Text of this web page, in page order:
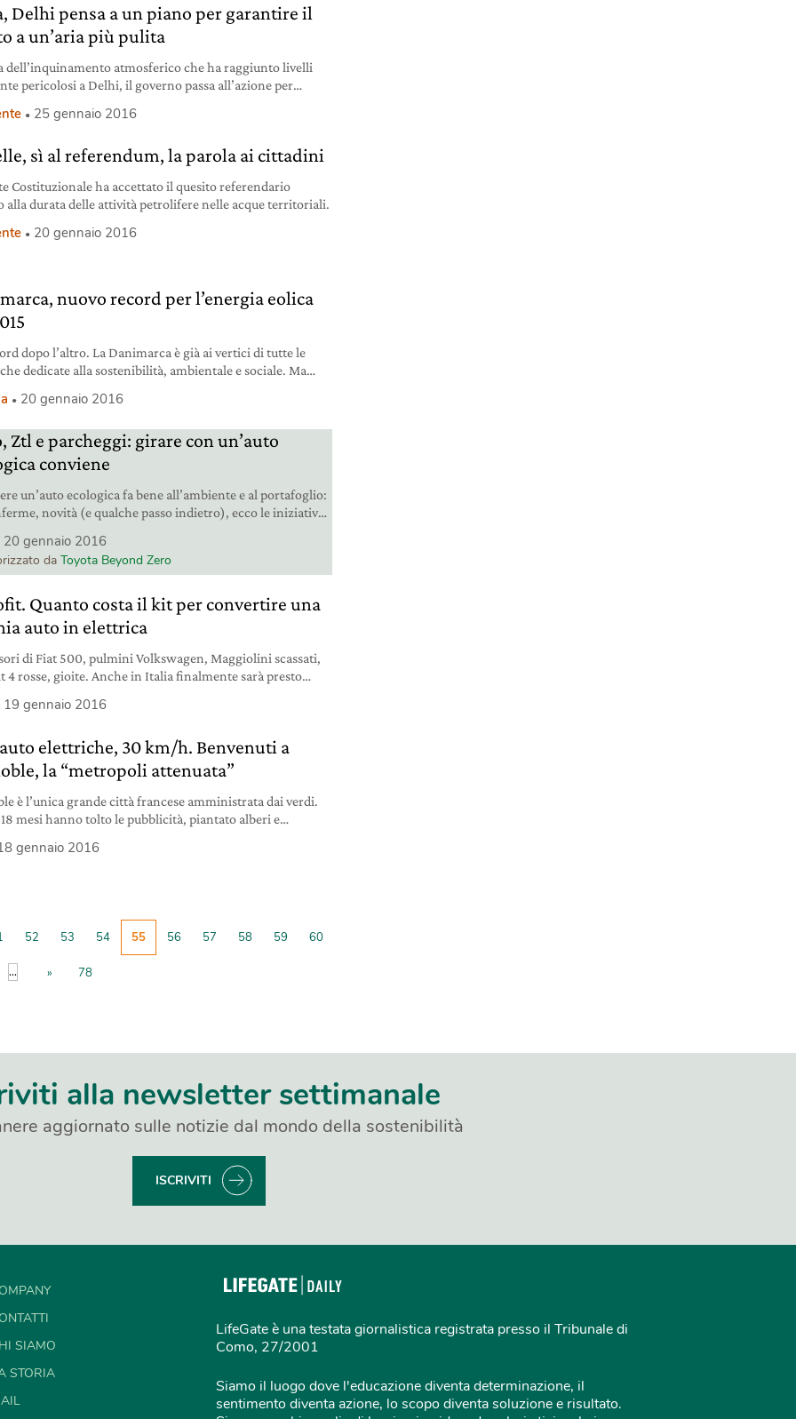
Delhi pensa a un piano per garantire il
a un’aria più pulita
dell’inquinamento atmosferico che ha raggiunto livelli
pericolosi a Delhi, il governo passa all’azione per
25 gennaio 2016
sì al referendum, la parola ai cittadini
Costituzionale ha accettato il quesito referendario
alla durata delle attività petrolifere nelle acque territoriali.
20 gennaio 2016
nuovo record per l’energia eolica
dopo l’altro. La Danimarca è già ai vertici di tutte le
dedicate alla sostenibilità, ambientale e sociale. Ma
di continuare a fungere da esempio, ma soprattutto da
grazie al vento
20 gennaio 2016
Ztl e parcheggi: girare con un’auto
conviene
un’auto ecologica fa bene all’ambiente e al portafoglio:
novità (e qualche passo indietro), ecco le iniziative
20 gennaio 2016
daToyota Beyond Zero
Quanto costa il kit per convertire una
auto in elettrica
di Fiat 500, pulmini Volkswagen, Maggiolini scassati,
4 rosse, gioite. Anche in Italia finalmente sarà presto
e tossicchiante, in una sana, splendida elettrica.
19 gennaio 2016
elettriche, 30 km/h. Benvenuti a
la “metropoli attenuata”
è l’unica grande città francese amministrata dai verdi.
mesi hanno tolto le pubblicità, piantato alberi e
gennaio 2016
52 53 54 55 56 57 58 59 60
... » 78
alla newsletter settimanale
aggiornato sulle notizie dal mondo della sostenibilità
ISCRIVITI
SIAMO
STORIA
LifeGate è una testata giornalistica registrata presso il Tribunale di
Como, 27/2001
Siamo il luogo dove l'educazione diventa determinazione, il
sentimento diventa azione, lo scopo diventa soluzione e risultato.